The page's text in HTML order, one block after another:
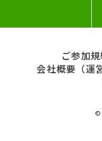
ご参加
会社概要（運
©